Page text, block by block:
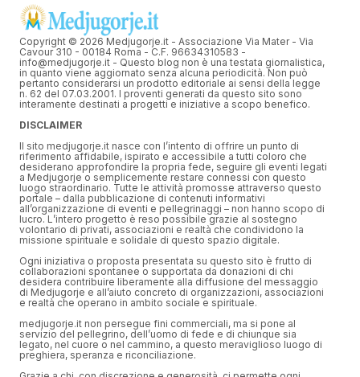
Copyright © 2026 Medjugorje.it - Associazione Via Mater - Via
Cavour 310 - 00184 Roma - C.F. 96634310583 -
info@medjugorje.it - Questo blog non è una testata giornalistica,
in quanto viene aggiornato senza alcuna periodicità. Non può
pertanto considerarsi un prodotto editoriale ai sensi della legge
n. 62 del 07.03.2001. I proventi generati da questo sito sono
interamente destinati a progetti e iniziative a scopo benefico.
DISCLAIMER
Il sito medjugorje.it nasce con l’intento di offrire un punto di
riferimento affidabile, ispirato e accessibile a tutti coloro che
desiderano approfondire la propria fede, seguire gli eventi legati
a Medjugorje o semplicemente restare connessi con questo
luogo straordinario. Tutte le attività promosse attraverso questo
portale – dalla pubblicazione di contenuti informativi
all’organizzazione di eventi e pellegrinaggi – non hanno scopo di
lucro. L’intero progetto è reso possibile grazie al sostegno
volontario di privati, associazioni e realtà che condividono la
missione spirituale e solidale di questo spazio digitale.
Ogni iniziativa o proposta presentata su questo sito è frutto di
collaborazioni spontanee o supportata da donazioni di chi
desidera contribuire liberamente alla diffusione del messaggio
di Medjugorje e all’aiuto concreto di organizzazioni, associazioni
e realtà che operano in ambito sociale e spirituale.
medjugorje.it non persegue fini commerciali, ma si pone al
servizio del pellegrino, dell’uomo di fede e di chiunque sia
legato, nel cuore o nel cammino, a questo meraviglioso luogo di
preghiera, speranza e riconciliazione.